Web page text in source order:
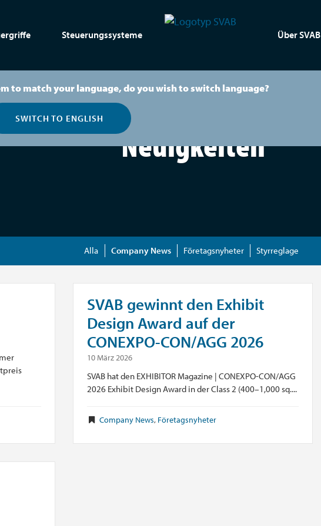
Steuerungssysteme Über SVAB
to match your language, do you wish to switch language?
SWITCH TO ENGLISH
Neuigkeiten
Alla Company News Företagsnyheter Styrreglage
SVAB gewinnt den Exhibit
Design Award auf der
CONEXPO-CON/AGG 2026
10 März 2026
SVAB hat den EXHIBITOR Magazine | CONEXPO-CON/AGG
2026 Exhibit Design Award in der Class 2 (400–1,000 sq....
Company News, Företagsnyheter